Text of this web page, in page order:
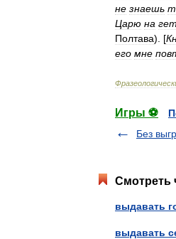
не знаешь
Царю на
Полтава). [
его мне
Игры ⚽
Без
Смотреть
выдавать
выдавать